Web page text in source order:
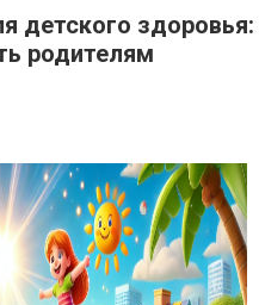
детского здоровья:
родителям